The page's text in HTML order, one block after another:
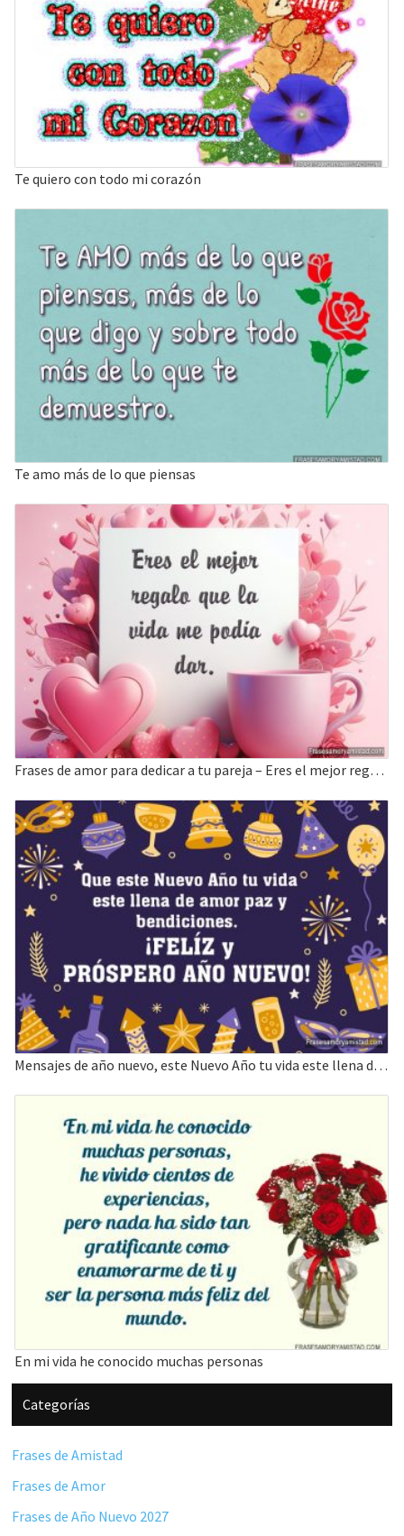
Te quiero con todo mi corazón
Te amo más de lo que piensas
Frases de amor para dedicar a tu pareja – Eres el mejor regalo
Mensajes de año nuevo, este Nuevo Año tu vida este llena de amor paz y bendiciones.
En mi vida he conocido muchas personas
Barra
lateral
principal
Categorías
Frases de Amistad
Frases de Amor
Frases de Año Nuevo 2027